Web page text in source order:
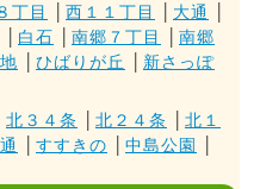
丁目 西１１丁目 大通
白石 南郷７丁目
南郷
ひばりが丘
新さっぽ
北３４条 北２４条
北１
すすきの 中島公園